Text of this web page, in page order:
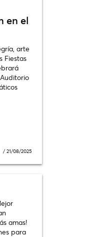
en el
arte
Fiestas
/21/08/2025
amas!
para